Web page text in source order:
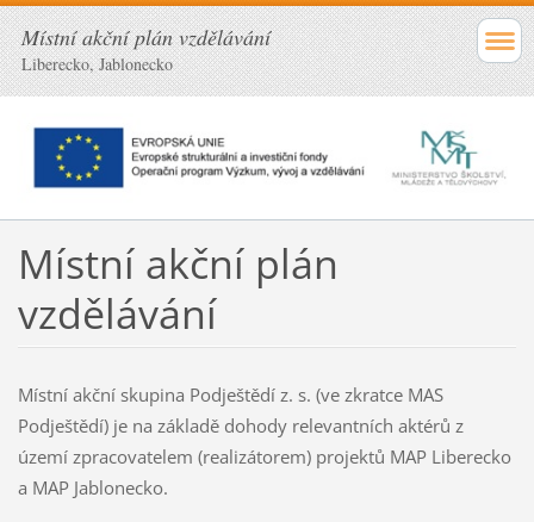
Místní akční plán vzdělávání
Liberecko, Jablonecko
Místní akční plán
vzdělávání
Místní akční skupina Podještědí z. s. (ve zkratce MAS
Podještědí) je na základě dohody relevantních aktérů z
území zpracovatelem (realizátorem) projektů MAP Liberecko
a MAP Jablonecko.